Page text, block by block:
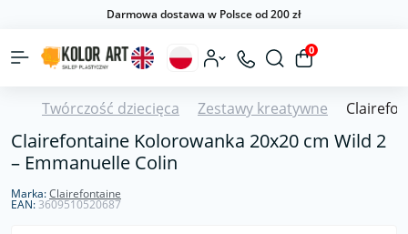
Darmowa dostawa w Polsce od 200 zł
0
Twórczość dziecięca Zestawy kreatywne
Clairefontaine Kolorowanka 20x20 cm Wild 2
– Emmanuelle Colin
Marka:Clairefontaine
EAN:3609510520687